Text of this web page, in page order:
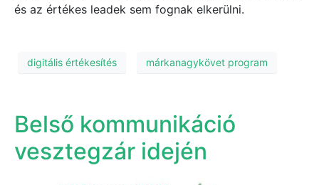
és az értékes leadek sem fognak elkerülni.
digitális értékesítés márkanagykövet program
Belső kommunikáció
vesztegzár idején